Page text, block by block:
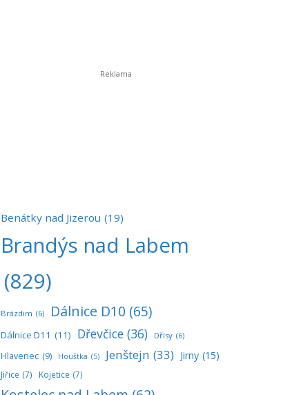
Benátky nad Jizerou (19)
Brandýs nad Labem
(829)
Brázdim (6) Dálnice D10 (65)
Dálnice D11 (11) Dřevčice (36) Dřísy (6)
Hlavenec (9) Houštka (5) Jenštejn (33) Jirny (15)
Jiřice (7) Kojetice (7)